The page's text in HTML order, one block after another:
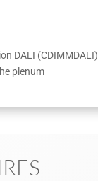
DALI (CDIMMDALI)
plenum